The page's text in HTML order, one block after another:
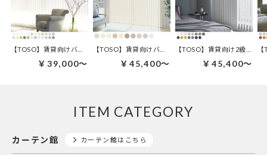
￥39,000～ ￥45,400～ ￥45,400～
ITEM CATEGORY
カーテン館 カーテン館はこちら